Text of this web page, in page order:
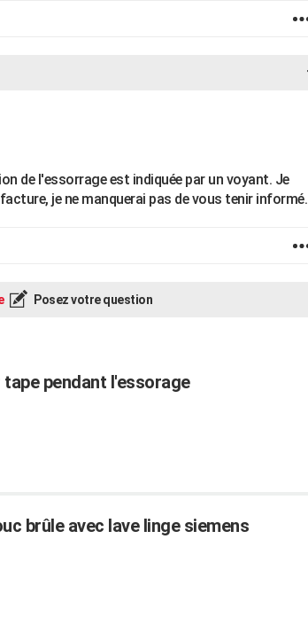
de l'essorrage est indiquée par un voyant. Je
je ne manquerai pas de vous tenir informé.
Posez votre question
pendant l'essorage
brûle avec lave linge siemens